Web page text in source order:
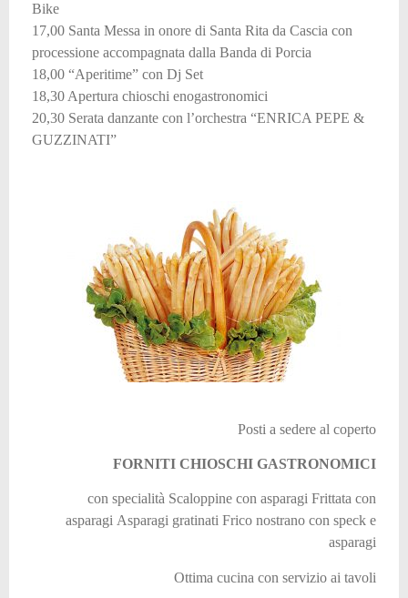
Bike
17,00 Santa Messa in onore di Santa Rita da Cascia con
processione accompagnata dalla Banda di Porcia
18,00 “Aperitime” con Dj Set
18,30 Apertura chioschi enogastronomici
20,30 Serata danzante con l’orchestra “ENRICA PEPE &
GUZZINATI”
Posti a sedere al coperto
FORNITI CHIOSCHI GASTRONOMICI
con specialità Scaloppine con asparagi Frittata con
asparagi Asparagi gratinati Frico nostrano con speck e
asparagi
Ottima cucina con servizio ai tavoli